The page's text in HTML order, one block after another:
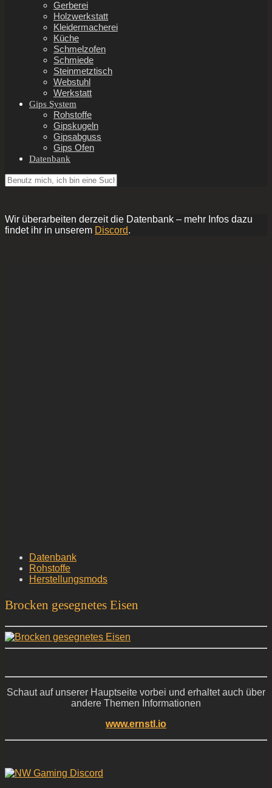
Gerberei
Holzwerkstatt
Kleidermacherei
Küche
Schmelzofen
Schmiede
Steinmetztisch
Webstuhl
Werkstatt
Gips System
Rohstoffe
Gipskugeln
Gipsabguss
Gips Ofen
Datenbank
Wir überarbeiten derzeit die Datenbank – mehr Infos dazu
findet ihr in unserem Discord.
Datenbank
Rohstoffe
Herstellungsmods
Brocken gesegnetes Eisen
Schaut auf unserer Hauptseite vorbei und erhaltet auch über
andere Themen Informationen
www.ernstl.io